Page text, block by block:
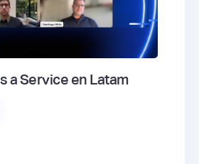
a Service en Latam